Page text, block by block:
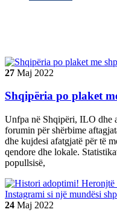
27 Maj 2022
Shqipëria po plaket
Unfpa në Shqipëri, ILO dhe
forumin për shërbime
dhe kujdesi afatgjatë për të
qendore dhe lokale.
popullsisë,
24 Maj 2022